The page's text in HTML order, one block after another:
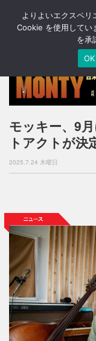
モッキー、9
トアクトが決
2025.7.24 木曜日
よりよいエクスペ
Cookie を使用してい
を承
OK